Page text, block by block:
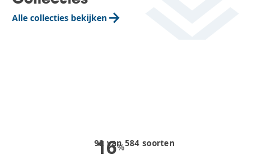
Alle collecties bekijken arrow_forward
16%
92 van584 soorten